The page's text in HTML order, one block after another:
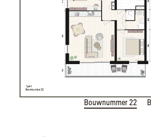
Bouwnummer 22